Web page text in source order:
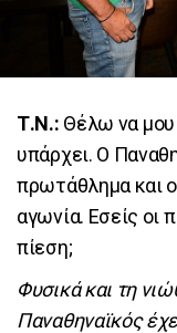
Τ.Ν.: Θέλω να μου
υπάρχει. Ο
πρωτάθλημα και
αγωνία. Εσείς οι
πίεση;
Φυσικά και τη
Παναθηναϊκός